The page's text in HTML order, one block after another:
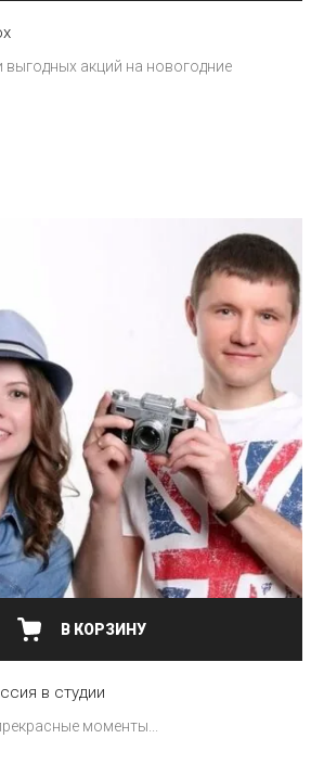
выгодных акций на новогодние
В КОРЗИНУ
в студии
моменты...